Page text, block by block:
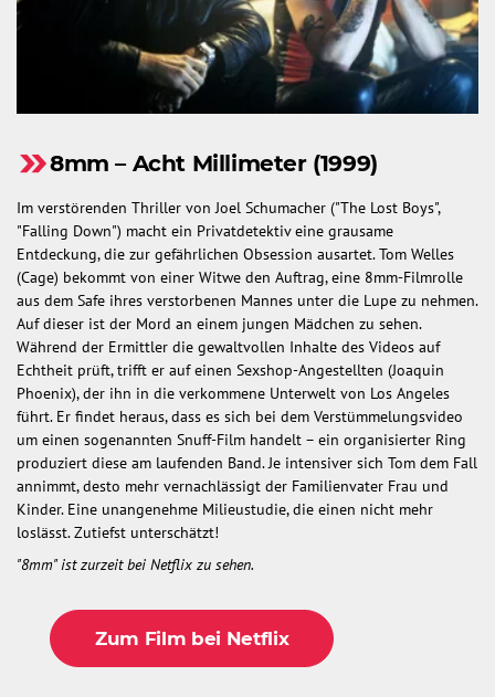
8mm – Acht Millimeter (1999)
Im verstörenden Thriller von Joel Schumacher ("The Lost Boys",
"Falling Down") macht ein Privatdetektiv eine grausame
Entdeckung, die zur gefährlichen Obsession ausartet. Tom Welles
(Cage) bekommt von einer Witwe den Auftrag, eine 8mm-Filmrolle
aus dem Safe ihres verstorbenen Mannes unter die Lupe zu nehmen.
Auf dieser ist der Mord an einem jungen Mädchen zu sehen.
Während der Ermittler die gewaltvollen Inhalte des Videos auf
Echtheit prüft, trifft er auf einen Sexshop-Angestellten (Joaquin
Phoenix), der ihn in die verkommene Unterwelt von Los Angeles
führt. Er findet heraus, dass es sich bei dem Verstümmelungsvideo
um einen sogenannten Snuff-Film handelt – ein organisierter Ring
produziert diese am laufenden Band. Je intensiver sich Tom dem Fall
annimmt, desto mehr vernachlässigt der Familienvater Frau und
Kinder. Eine unangenehme Milieustudie, die einen nicht mehr
loslässt. Zutiefst unterschätzt!
"8mm" ist zurzeit bei Netflix zu sehen.
Zum Film bei Netflix